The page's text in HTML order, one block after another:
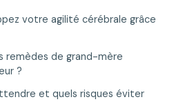
votre agilité cérébrale grâce
remèdes de grand-mère
?
et quels risques éviter